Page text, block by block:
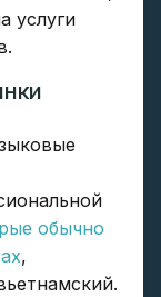
услуги
обычно
,